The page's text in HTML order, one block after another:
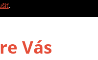
.
Vás